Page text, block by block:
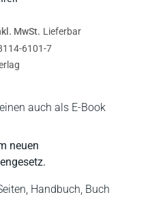
auch als E-Book
neuen
Handbuch, Buch
MwSt. Lieferbar
6101-7